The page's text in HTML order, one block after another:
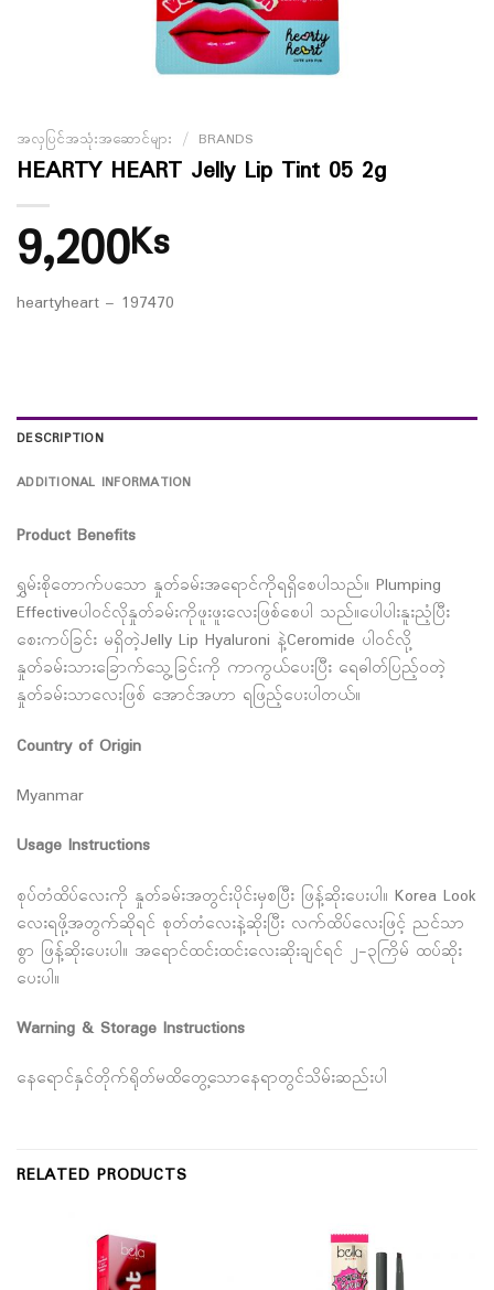
အလှပြင်အသုံးအဆောင်များ / BRANDS
HEARTY HEART Jelly Lip Tint 05 2g
9,200Ks
heartyheart – 197470
DESCRIPTION
ADDITIONAL INFORMATION
Product Benefits
ရွှမ်းစိုတောက်ပသော နှုတ်ခမ်းအရောင်ကိုရရှိစေပါသည်။ Plumping
Effectiveပါဝင်လိုနှုတ်ခမ်းကိုဖူးဖူးလေးဖြစ်စေပါ သည်။ပေါပါးနူးညံ့ပြီး
စေးကပ်ခြင်း မရှိတဲ့Jelly Lip Hyaluroni နဲ့Ceromide ပါဝင်လို့
နှုတ်ခမ်းသားခြောက်သွေ့ခြင်းကို ကာကွယ်ပေးပြီး ရေဓါတ်ပြည့်ဝတဲ့
နှုတ်ခမ်းသာလေးဖြစ် အောင်အဟာ ရဖြည့်ပေးပါတယ်။
Country of Origin
Myanmar
Usage Instructions
စုပ်တံထိပ်လေးကို နှုတ်ခမ်းအတွင်းပိုင်းမှစပြီး ဖြန့်ဆိုးပေးပါ။ Kore‌a Look
လေးရဖို့အတွက်ဆိုရင် စုတ်တံလေးနဲ့ဆိုးပြီး လက်ထိပ်လေးဖြင့် ညင်သာ
စွာ ဖြန့်ဆိုးပေးပါ။ အရောင်ထင်းထင်းလေးဆိုးချင်ရင် ၂-၃ကြိမ် ထပ်ဆိုး
ပေးပါ။
Warning & Storage Instructions
နေရောင်နှင်တိုက်ရိုတ်မထိတွေ့သောနေရာတွင်သိမ်းဆည်းပါ
RELATED PRODUCTS